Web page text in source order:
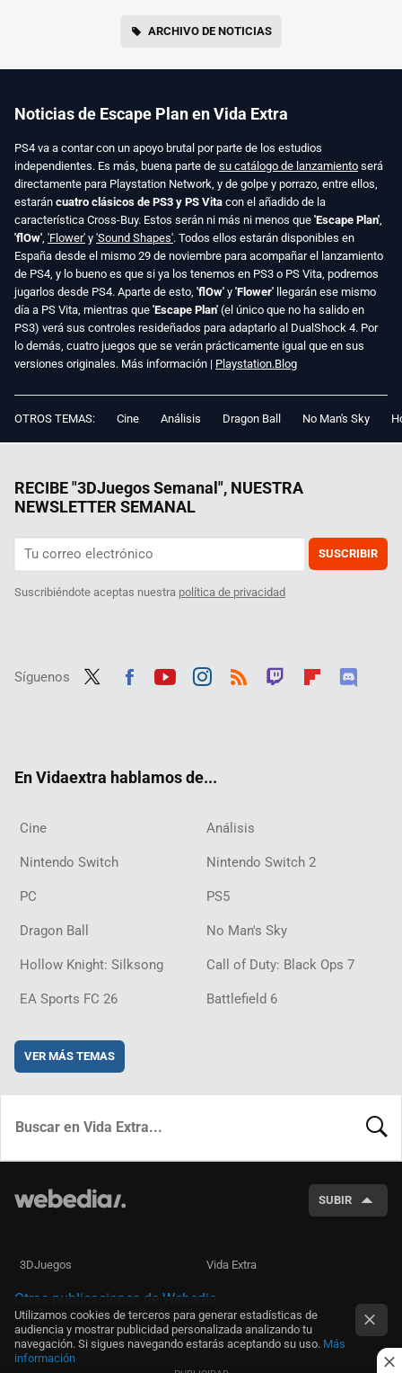
ARCHIVO DE NOTICIAS
Noticias de Escape Plan en Vida Extra
PS4 va a contar con un apoyo brutal por parte de los estudios
independientes. Es más, buena parte de su catálogo de lanzamiento será
directamente para Playstation Network, y de golpe y porrazo, entre ellos,
estarán cuatro clásicos de PS3 y PS Vita con el añadido de la
característica Cross-Buy. Estos serán ni más ni menos que 'Escape Plan',
'flOw', 'Flower' y 'Sound Shapes'. Todos ellos estarán disponibles en
España desde el mismo 29 de noviembre para acompañar el lanzamiento
de PS4, y lo bueno es que si ya los tenemos en PS3 o PS Vita, podremos
jugarlos desde PS4. Aparte de esto, 'flOw' y 'Flower' llegarán ese mismo
día a PS Vita, mientras que 'Escape Plan' (el único que no ha salido en
PS3) verá sus controles resideñados para adaptarlo al DualShock 4. Por
lo demás, cuatro juegos que se verán prácticamente igual que en sus
versiones originales. Más información | Playstation.Blog
OTROS TEMAS: Cine Análisis Dragon Ball No Man's Sky
RECIBE "3DJuegos Semanal", NUESTRA
NEWSLETTER SEMANAL
SUSCRIBIR
Suscribiéndote aceptas nuestra política de privacidad
Síguenos
En Vidaextra hablamos de...
Cine Análisis
Nintendo Switch Nintendo Switch 2
PC PS5
Dragon Ball No Man's Sky
Hollow Knight: Silksong Call of Duty: Black Ops 7
EA Sports FC 26 Battlefield 6
VER MÁS TEMAS
SUBIR
3DJuegos Vida Extra
Otras publicaciones de Webedia
Utilizamos cookies de terceros para generar estadísticas de
audiencia y mostrar publicidad personalizada analizando tu
navegación. Si sigues navegando estarás aceptando su uso. Más
información